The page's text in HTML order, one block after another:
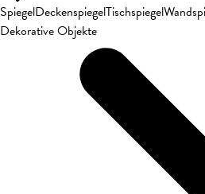
SpiegelDeckenspiegelTischspiegel
Dekorative Objekte